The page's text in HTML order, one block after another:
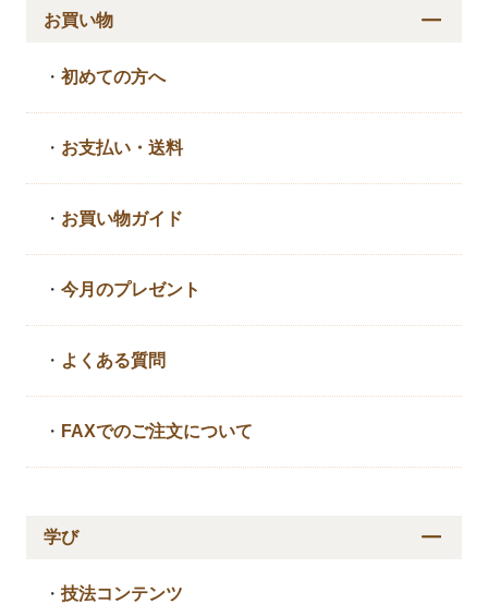
お買い物
・初めての方へ
・ お支払い・送料
・ お買い物ガイド
・今月のプレゼント
・ よくある質問
・ FAXでのご注文について
学び
・技法コンテンツ